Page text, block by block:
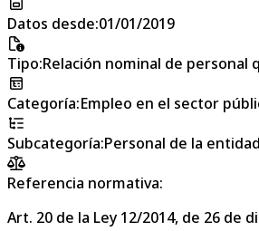
Datos desde:01/01/2019
Tipo:Relación nominal de personal
Categoría:Empleo en el sector
Subcategoría:Personal de la entidad
Referencia normativa:
Art. 20 de la Ley 12/2014, de 26 de